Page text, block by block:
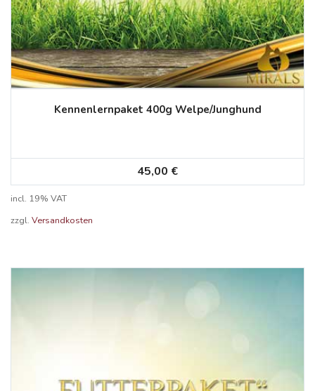
Kennenlernpaket 400g Welpe/Junghund
45,00 €
incl. 19% VAT
zzgl. Versandkosten